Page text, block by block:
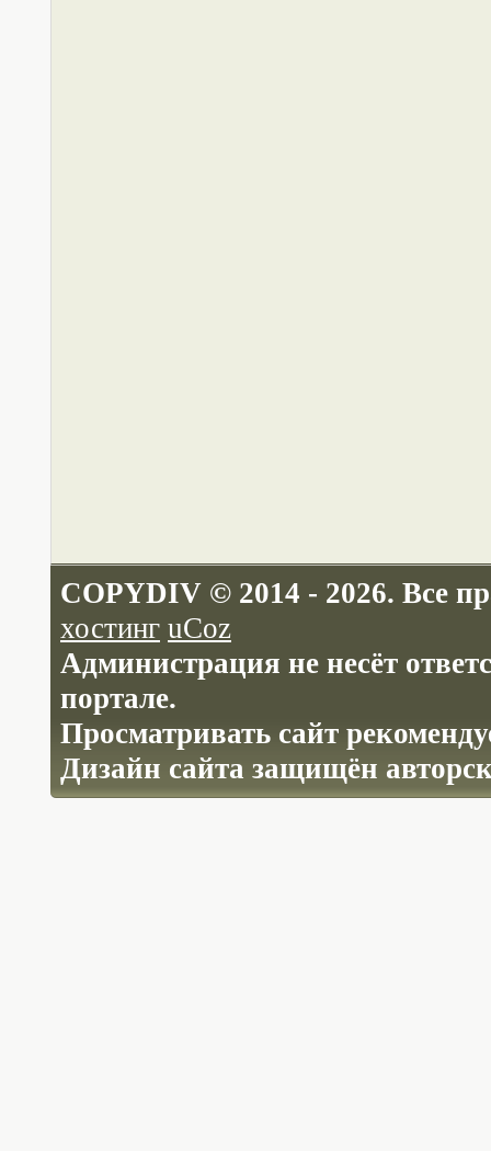
COPYDIV © 2014 - 2026. Все
хостинг uCoz
Администрация не несёт
портале.
Просматривать сайт
Дизайн сайта защищён